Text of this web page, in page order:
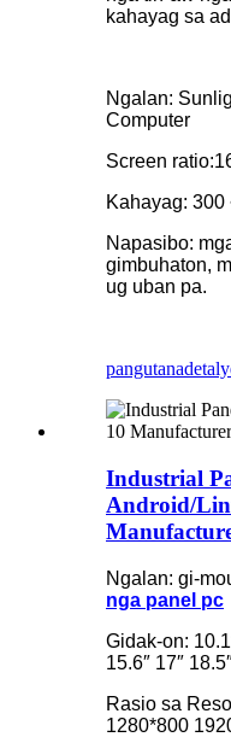
kahayag sa
Ngalan:
Computer
Screen
Kahayag: 300
Napasibo:
gimbuhaton,
ug uban pa.
pangutana
Industrial
Android/
Ngalan: gi-
nga panel pc
Gidak-on:
15.6″ 17″
Rasio sa
1280*800